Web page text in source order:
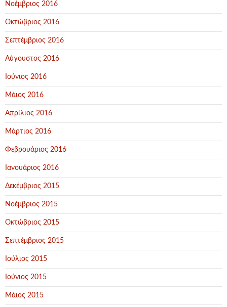
Νοέμβριος 2016
Οκτώβριος 2016
Σεπτέμβριος 2016
Αύγουστος 2016
Ιούνιος 2016
Μάιος 2016
Απρίλιος 2016
Μάρτιος 2016
Φεβρουάριος 2016
Ιανουάριος 2016
Δεκέμβριος 2015
Νοέμβριος 2015
Οκτώβριος 2015
Σεπτέμβριος 2015
Ιούλιος 2015
Ιούνιος 2015
Μάιος 2015